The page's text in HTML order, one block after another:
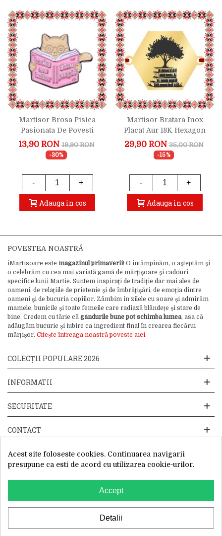
Martisor Brosa Pisica
Pasionata De Povesti
13,90 RON 19,90 RON
-30%
- +
Adauga in cos
Martisor Bratara Inox
Placat Aur 18K Hexagon
Pomul Cunoasterii
29,90 RON 35,00 RON
-15%
- +
Adauga in cos
POVESTEA NOASTRĂ
iMartisoare este magazinul primăverii! O întâmpinăm, o așteptăm și
o celebrăm cu cea mai variată gamă de mărțișoare și cadouri
specifice lunii Martie. Suntem inspirați de tradiție dar mai ales de
oameni, de relațiile de prietenie și de îmbrățișări, de emoția dintre
oameni și de bucuria copiilor. Zâmbim în zilele cu soare și admirăm
mamele, bunicile și toate femeile care radiază blândețe și stare de
bine. Credem cu tărie că gândurile bune pot schimba lumea, asa că
adăugăm bucurie și iubire ca ingredient final în crearea fiecărui
mărțișor. Citește întreaga noastră poveste aici.
COLECȚII POPULARE 2026
INFORMATII
SECURITATE
CONTACT
Website operat de: Primavara in dar SRL, Cod Fiscal: 52428019, Reg.
Com: J2025066115002, Sediu Social:Sos. Unirii 201-203C, Caciulati,
Acest site foloseste cookies. Continuarea navigarii
presupune ca esti de acord cu utilizarea cookie-urilor.
Accept
Detalii